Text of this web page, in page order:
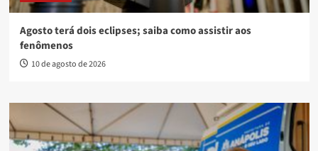
Agosto terá dois eclipses; saiba como assistir aos
fenômenos
10 de agosto de 2026